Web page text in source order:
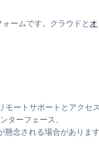
ームです。クラウドとオ
モートサポートとアクセス
ターフェース、
念される場合があります